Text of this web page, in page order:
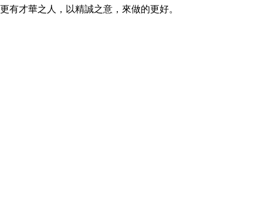
有才華之人，以精誠之意，來做的更好。